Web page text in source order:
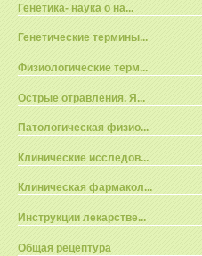
Генетика- наука о на...
Генетические термины...
Физиологические терм...
Острые отравления. Я...
Патологическая физио...
Клинические исследов...
Клиническая фармакол...
Инструкции лекарстве...
Общая рецептура